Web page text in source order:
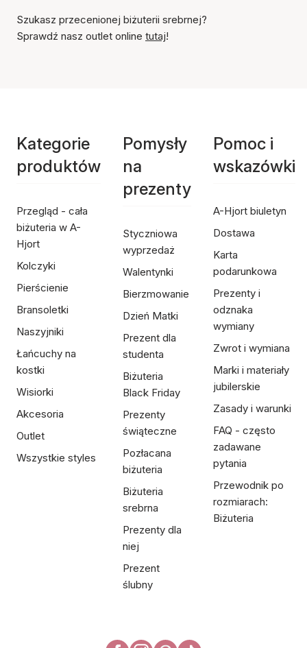
Szukasz przecenionej biżuterii srebrnej?
Sprawdź nasz outlet online tutaj!
Kategorie
produktów
Przegląd - cała
biżuteria w A-
Hjort
Kolczyki
Pierścienie
Bransoletki
Naszyjniki
Łańcuchy na
kostki
Wisiorki
Akcesoria
Outlet
Wszystkie styles
Pomysły
na
prezenty
Styczniowa
wyprzedaż
Walentynki
Bierzmowanie
Dzień Matki
Prezent dla
studenta
Biżuteria
Black Friday
Prezenty
świąteczne
Pozłacana
biżuteria
Biżuteria
srebrna
Prezenty dla
niej
Prezent
ślubny
Pomoc i
wskazówki
A-Hjort biuletyn
Dostawa
Karta
podarunkowa
Prezenty i
odznaka
wymiany
Zwrot i wymiana
Marki i materiały
jubilerskie
Zasady i warunki
FAQ - często
zadawane
pytania
Przewodnik po
rozmiarach:
Biżuteria